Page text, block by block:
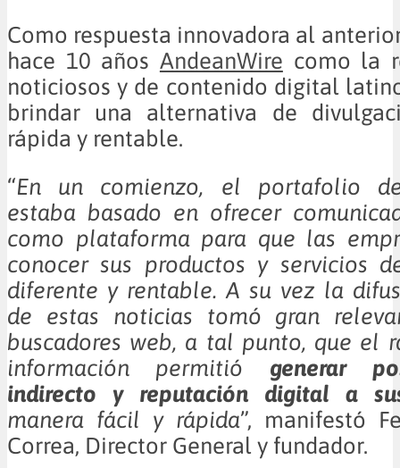
Como respuesta innovadora al
hace 10 años AndeanWire como la
noticiosos y de contenido digital
brindar una alternativa de
rápida y rentable.
“En un comienzo, el portafolio de
estaba basado en ofrecer
como plataforma para que las
conocer sus productos y servicios
diferente y rentable. A su vez la
de estas noticias tomó gran
buscadores web, a tal punto, que el
información permitió generar
indirecto y reputación digital a
manera fácil y rápida”, manifestó
Correa, Director General y fundador.